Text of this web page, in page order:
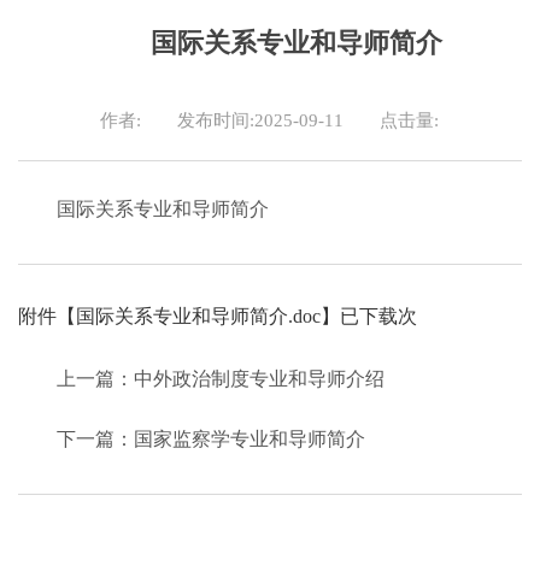
国际关系专业和导师简介
作者: 发布时间:2025-09-11 点击量:
国际关系专业和导师简介
附件【 国际关系专业和导师简介.doc】已下载次
上一篇：中外政治制度专业和导师介绍
下一篇：国家监察学专业和导师简介